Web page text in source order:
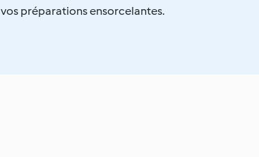
vos préparations ensorcelantes.